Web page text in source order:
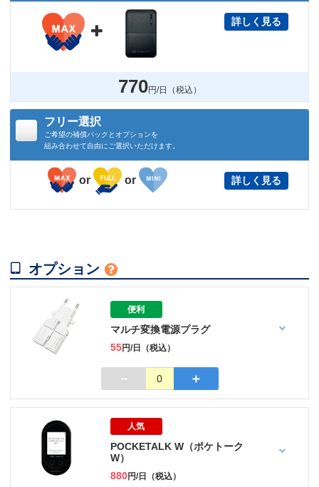

詳しく見る
770円/日（税込）
フリー選択
ご希望の補償パックとオプションを
組み合わせて自由にご選択いただけます。
or or 詳しく見る
 オプション 
便利
マルチ変換電源プラグ
55円/日（税込）
－ 0 ＋
人気
POCKETALK W（ポケトーク
W）
880円/日（税込）